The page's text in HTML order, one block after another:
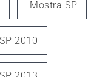
Mostra SP
2010